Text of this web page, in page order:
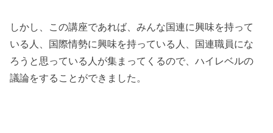
しかし、この講座であれば、みんな国連に興味を持って
いる人、国際情勢に興味を持っている人、国連職員にな
ろうと思っている人が集まってくるので、ハイレベルの
議論をすることができました。